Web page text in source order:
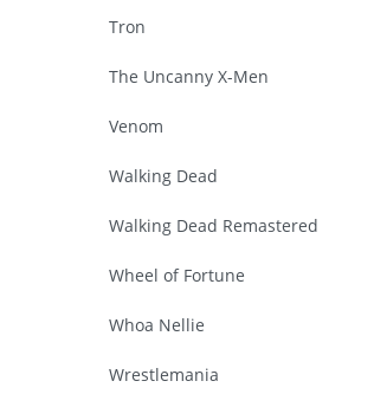
Tron
The Uncanny X-Men
Venom
Walking Dead
Walking Dead Remastered
Wheel of Fortune
Whoa Nellie
Wrestlemania